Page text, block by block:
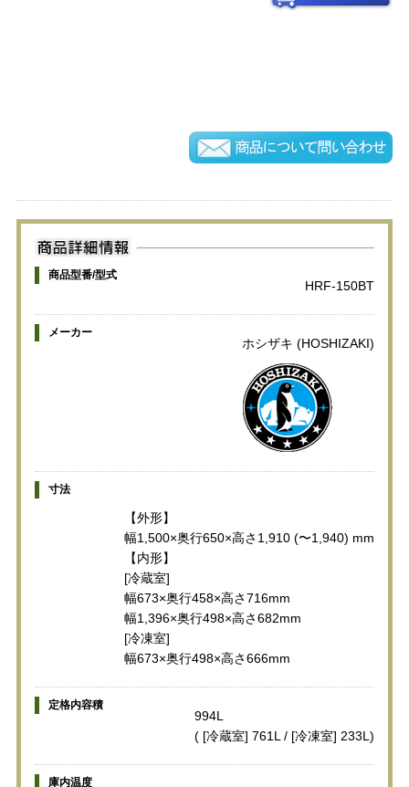
商品型番/型式
HRF-150BT
メーカー
ホシザキ (HOSHIZAKI)
寸法
【外形】
幅1,500×奥行650×高さ1,910 (〜1,940) mm
【内形】
[冷蔵室]
幅673×奥行458×高さ716mm
幅1,396×奥行498×高さ682mm
[冷凍室]
幅673×奥行498×高さ666mm
定格内容積
994L
( [冷蔵室] 761L / [冷凍室] 233L)
庫内温度